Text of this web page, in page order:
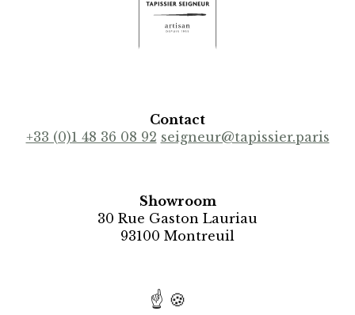
Contact
+33 (0)1 48 36 08 92 seigneur@tapissier.paris
Showroom
30 Rue Gaston Lauriau
93100 Montreuil
Recrutement